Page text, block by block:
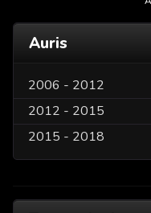
Auris
2006 - 2012
2012 - 2015
2015 - 2018